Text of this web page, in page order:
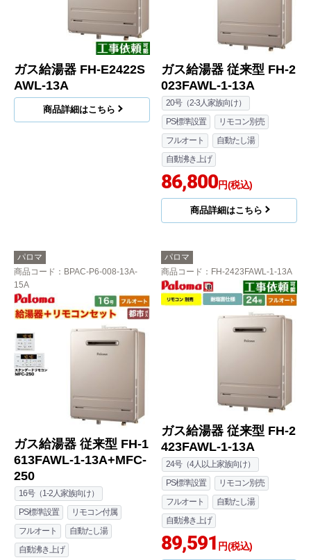
ガス給湯器 FH-E2422S
AWL-13A
商品詳細はこちら
ガス給湯器 従来型 FH-2
023FAWL-1-13A
20号（2-3人家族向け）
PS標準設置
リモコン別売
フルオート
自動たし湯
自動沸き上げ
86,800円(税込)
商品詳細はこちら
パロマ
商品コード ：BPAC-P6-008-13A-
15A
ガス給湯器 従来型 FH-1
613FAWL-1-13A+MFC-
250
16号（1-2人家族向け）
PS標準設置
リモコン付属
フルオート
自動たし湯
自動沸き上げ
パロマ
商品コード ：FH-2423FAWL-1-13A
ガス給湯器 従来型 FH-2
423FAWL-1-13A
24号（4人以上家族向け）
PS標準設置
リモコン別売
フルオート
自動たし湯
自動沸き上げ
89,591 円(税込)